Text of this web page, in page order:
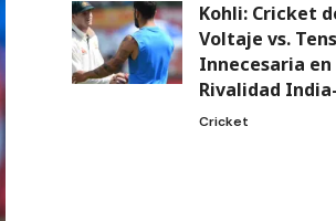
Kohli: Cricket
Voltaje vs.
Innecesaria en
Rivalidad
Cricket